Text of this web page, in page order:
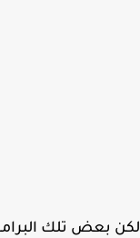
بعض تلك البرامج